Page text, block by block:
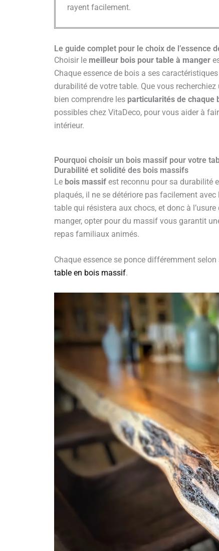
rayent facilement.
Le guide complet pour le choix de l’essence
Choisir le meilleur bois pour table à manger
Chaque essence de bois a ses
durabilité de votre table. Que vous
bien comprendre les particularités de chaque
possibles chez VitaDeco, pour vous aider à
intérieur.
Pourquoi choisir un bois massif pour votre
Durabilité et solidité des bois massifs
Le bois massifest reconnu pour sa durabilité
plaqués, il ne se détériore pas facilement
table qui résistera aux chocs, et donc à
manger, opter pour du massif vous garantit
repas familiaux animés.
Chaque essence se ponce différemment
table en bois massif.